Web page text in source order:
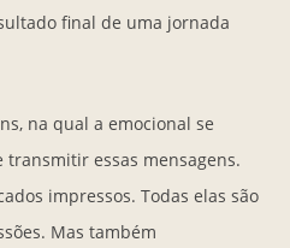
final de uma jornada
na qual a emocional se
transmitir essas mensagens.
impressos. Todas elas são
Mas também